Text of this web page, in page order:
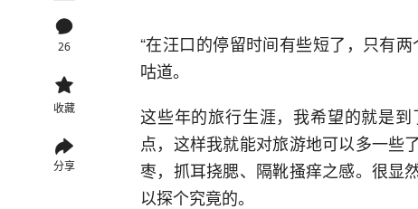
26
收藏
分享
“在汪口的停留时间有些短了，只有
咕道。
这些年的旅行生涯，我希望的就是
点，这样我就能对旅游地可以多一些
枣，抓耳挠腮、隔靴搔痒之感。很显
以探个究竟的。